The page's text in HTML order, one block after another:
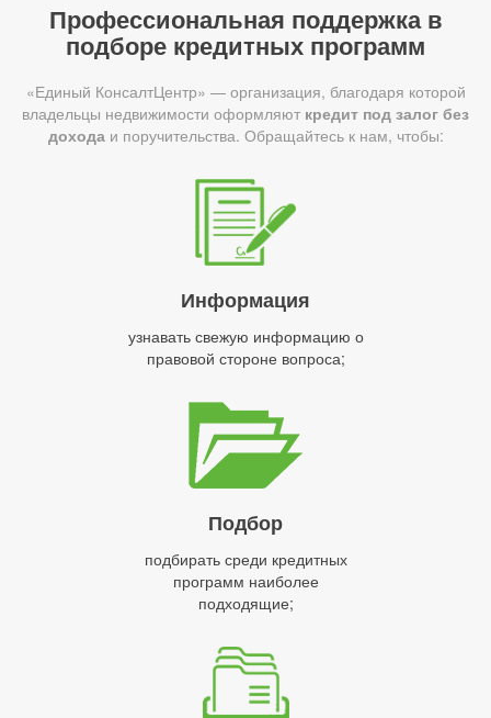
Профессиональная поддержка в
подборе кредитных программ
«Единый КонсалтЦентр» — организация, благодаря которой
владельцы недвижимости оформляют кредит под залог без
доходаи поручительства. Обращайтесь к нам, чтобы:
Информация
узнавать свежую информацию о
правовой стороне вопроса;
Подбор
подбирать среди кредитных
программ наиболее
подходящие;